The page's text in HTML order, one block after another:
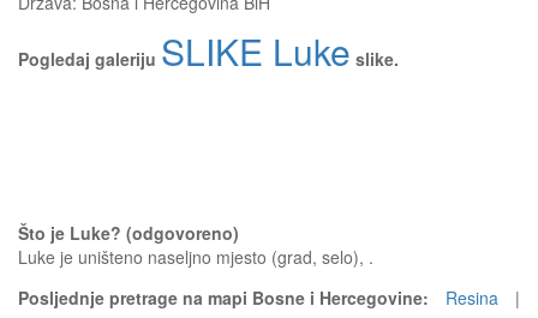
Pogledaj galeriju SLIKE Luke slike.
Što je Luke? (odgovoreno)
Luke je uništeno naseljno mjesto (grad, selo), .
Posljednje pretrage na mapi Bosne i Hercegovine:
Resina
|